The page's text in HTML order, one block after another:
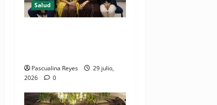
Salud
Pascualina Reyes
29 julio,
2026
0